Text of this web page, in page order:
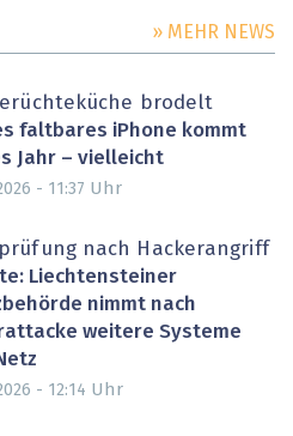
» MEHR NEWS
brodelt
faltbares iPhone kommt
Jahr – vielleicht
- 11:37 Uhr
nach Hackerangriff
Liechtensteiner
nimmt nach
weitere Systeme
- 12:14 Uhr